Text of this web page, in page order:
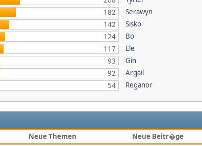
182
142
124
117
93
92
54
Serawyn
Sisko
Bo
Ele
Gin
Argail
Reganor
Neue Themen Neue Beitr�ge